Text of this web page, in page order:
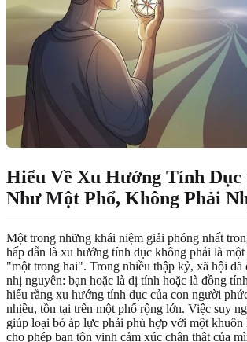
Hiểu Về Xu Hướng Tính Dục
Như Một Phổ, Không Phải
Một trong những khái niệm giải phóng nhất
hấp dẫn là xu hướng tính dục không phải là
"một trong hai". Trong nhiều thập kỷ, xã hội đã
nhị nguyên: bạn hoặc là dị tính hoặc là đồng
hiểu rằng xu hướng tính dục của con người
nhiều, tồn tại trên một phổ rộng lớn. Việc suy
giúp loại bỏ áp lực phải phù hợp với một khuôn
cho phép bạn tôn vinh cảm xúc chân thật của